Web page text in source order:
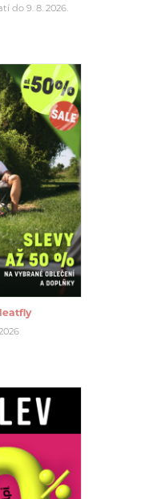
do 9. 8. 2026.